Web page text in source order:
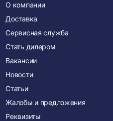
О компании
Доставка
Сервисная служба
Стать дилером
Вакансии
Новости
Статьи
Жалобы и предложения
Реквизиты